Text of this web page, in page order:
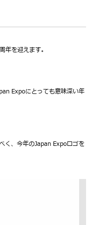
年を迎えます。
Expoにとっても意味深い年
く、今年のJapan Expoロゴを